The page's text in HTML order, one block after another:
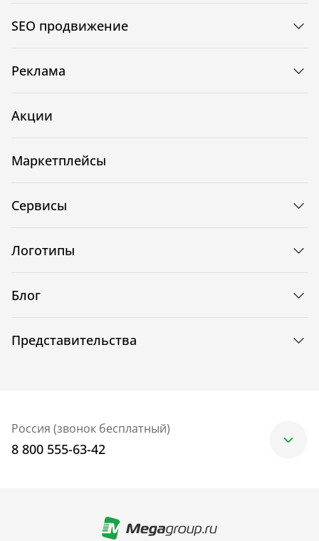
SEO продвижение
Реклама
Акции
Маркетплейсы
Сервисы
Логотипы
Блог
Представительства
Россия (звонок бесплатный)
8 800 555-63-42
+7 (499) 705-30-10